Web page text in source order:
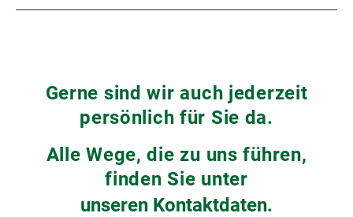
Gerne sind wir auch jederzeit
persönlich für Sie da.
Alle Wege, die zu uns führen,
finden Sie unter
unseren Kontaktdaten.
8224 Hartl
Allgemeines &
Downloads